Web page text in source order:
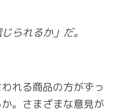
られるか」だ。
れる商品の方がずっ
。さまざまな意見が